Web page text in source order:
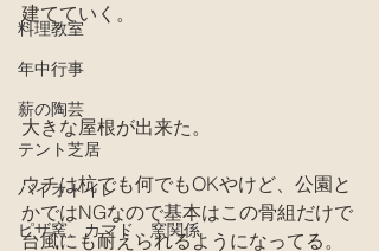
料理教室
年中行事
薪の陶芸
テント芝居
バイオトイレ
ピザ窯、カマド、窯関係
建てていく。
大きな屋根が出来た。
ウチは杭でも何でもOKやけど、公園と
かではNGなので基本はこの骨組だけで
台風にも耐えられるようになってる。